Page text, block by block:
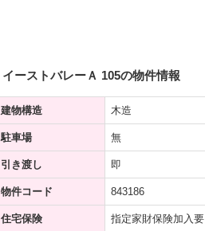
イーストバレーＡ 105の物件情報
建物構造 木造
駐車場 無
引き渡し 即
物件コード 843186
住宅保険 指定家財保険加入要